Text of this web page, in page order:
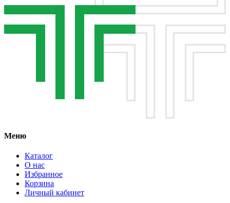
Меню
Каталог
О нас
Избранное
Корзина
Личный кабинет